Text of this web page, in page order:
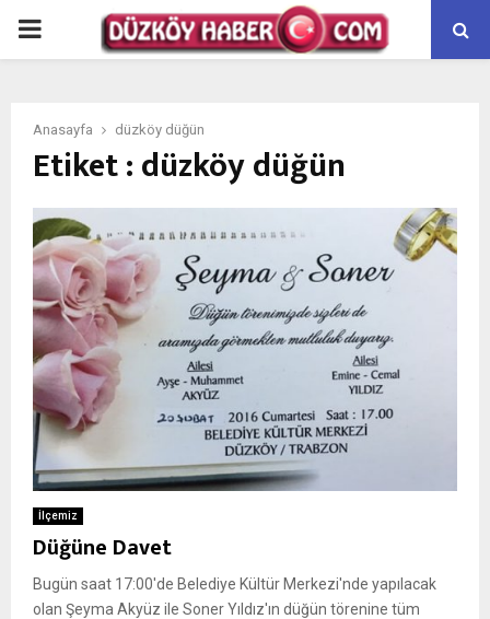
PRIMARY
Anasayfa düzköy düğün
Etiket : düzköy düğün
İlçemiz
Düğüne Davet
Bugün saat 17:00'de Belediye Kültür Merkezi'nde yapılacak
olan Şeyma Akyüz ile Soner Yıldız'ın düğün törenine tüm